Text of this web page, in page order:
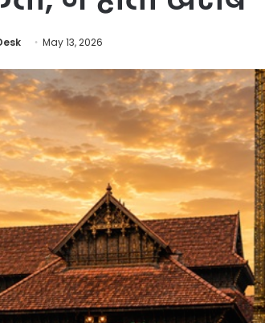
May 13, 2026